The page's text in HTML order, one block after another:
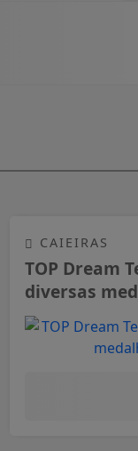
CAIEIRAS
TOP Dream
diversas